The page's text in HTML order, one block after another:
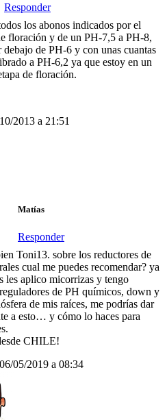
Responder
los abonos indicados por el
floración y de un PH-7,5 a PH-8,
debajo de PH-6 y con unas cuantas
a PH-6,2 ya que estoy en un
de floración.
2013 a 21:51
Matías
Responder
Toni13. sobre los reductores de
cual me puedes recomendar? ya
les aplico micorrizas y tengo
de PH químicos, down y
de mis raíces, me podrías dar
a esto… y cómo lo haces para
CHILE!
06/05/2019 a 08:34